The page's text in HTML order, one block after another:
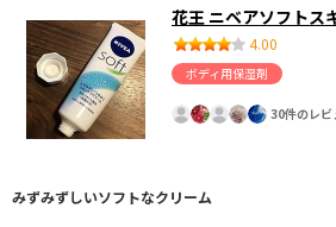
花王 ニベアソフトス
4.00
ボディ用保湿剤
30件のレビ
みずみずしいソフトなクリーム